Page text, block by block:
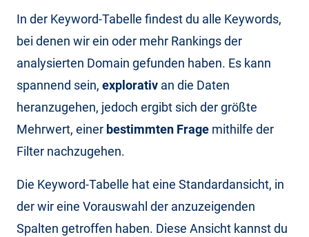
In der Keyword-Tabelle findest du alle Keywords,
bei denen wir ein oder mehr Rankings der
analysierten Domain gefunden haben. Es kann
spannend sein, explorativ an die Daten
heranzugehen, jedoch ergibt sich der größte
Mehrwert, einer bestimmten Frage mithilfe der
Filter nachzugehen.
Die Keyword-Tabelle hat eine Standardansicht, in
der wir eine Vorauswahl der anzuzeigenden
Spalten getroffen haben. Diese Ansicht kannst du